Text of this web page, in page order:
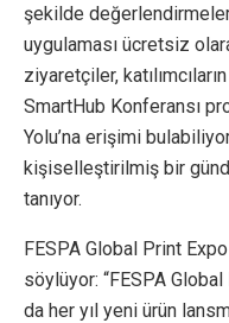
şekilde
uygulaması ücretsiz
ziyaretçiler,
SmartHub Konferansı
Yolu’na erişimi
kişiselleştirilmiş bir
tanıyor.
FESPA Global Print
söylüyor: “FESPA
da her yıl yeni ürün